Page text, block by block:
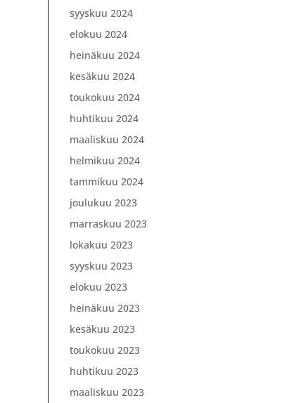
syyskuu 2024
elokuu 2024
heinäkuu 2024
kesäkuu 2024
toukokuu 2024
huhtikuu 2024
maaliskuu 2024
helmikuu 2024
tammikuu 2024
joulukuu 2023
marraskuu 2023
lokakuu 2023
syyskuu 2023
elokuu 2023
heinäkuu 2023
kesäkuu 2023
toukokuu 2023
huhtikuu 2023
maaliskuu 2023